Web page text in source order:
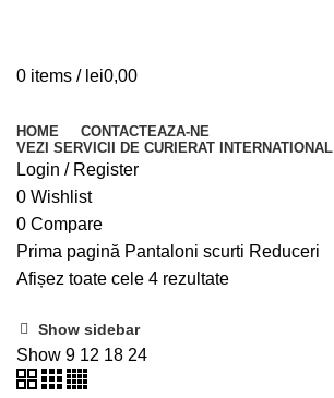
0 items / lei0,00
HOME
CONTACTEAZA-NE
VEZI SERVICII DE CURIERAT INTERNATIONAL
Login / Register
0 Wishlist
0 Compare
Prima pagină Pantaloni scurti Reduceri
Afișez toate cele 4 rezultate
Show sidebar
Show 9 12 18 24